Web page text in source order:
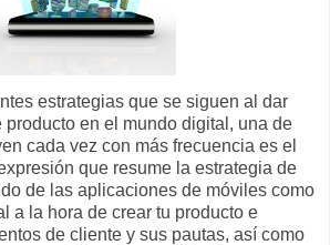
estrategias que se siguen al dar
producto en el mundo digital, una de
cada vez con más frecuencia es el
que resume la estrategia de
de las aplicaciones de móviles como
a la hora de crear tu producto e
de cliente y sus pautas, así como